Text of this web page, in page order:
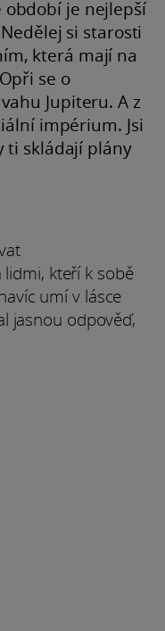
je nejlepší
si starosti
která mají na
se o
Jupiteru. A z
impérium. Jsi
ti skládají plány
kteří k sobě
umí v lásce
jasnou odpověď,